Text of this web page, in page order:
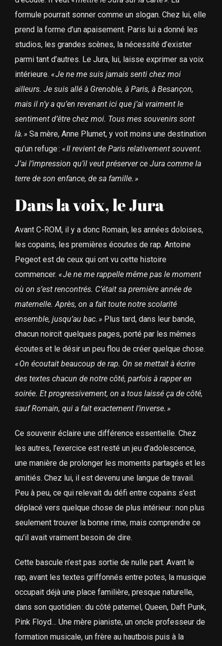
formule pourrait sonner comme un slogan. Chez lui, elle
prend la forme d’un apaisement. Paris lui a donné les
studios, les grandes scènes, la nécessité d’exister
parmi tant d’autres. Le Jura, lui, laisse exprimer sa voix
intérieure. «Je ne me suis jamais senti chez moi
ailleurs. Je suis allé à Grenoble, à Paris, à Besançon,
mais il n’y a qu’en revenant ici que j’ai vraiment le
sentiment d’être chez moi. Tous mes souvenirs sont
là. »Sa mère, Anne Plumet, y voit moins une destination
qu’un refuge : «Il revient de Paris relativement souvent.
J’ai l’impression qu’il veut préserver ce Jura comme la
terre de son enfance, de sa famille. »
Dans la voix, le Jura
Avant C-ROM, il y a donc Romain, les années doloises,
les copains, les premières écoutes de rap. Antoine
Pegeot est de ceux qui ont vu cette histoire
commencer. «Je ne me rappelle même pas le moment
où on s’est rencontrés. C’était sa première année de
maternelle. Après, on a fait toute notre scolarité
ensemble, jusqu’au bac. »Plus tard, dans leur bande,
chacun noircit quelques pages, porté par les mêmes
écoutes et le désir un peu flou de créer quelque chose.
«On écoutait beaucoup de rap. On se mettait à écrire
des textes chacun de notre côté, parfois à rapper en
soirée. Et progressivement, on a tous laissé ça de côté,
sauf Romain, qui a fait exactement l’inverse. »
Ce souvenir éclaire une différence essentielle. Chez
les autres, l’exercice est resté un jeu d’adolescence,
une manière de prolonger les moments partagés et les
amitiés. Chez lui, il est devenu une langue de travail.
Peu à peu, ce qui relevait du défi entre copains s’est
déplacé vers quelque chose de plus intérieur : non plus
seulement trouver la bonne rime, mais comprendre ce
qu’il avait vraiment besoin de dire.
Cette bascule n’est pas sortie de nulle part. Avant le
rap, avant les textes griffonnés entre potes, la musique
occupait déjà une place familière, presque naturelle,
dans son quotidien : du côté paternel, Queen, Daft Punk,
Pink Floyd… Une mère pianiste, un oncle professeur de
formation musicale, un frère au hautbois puis à la